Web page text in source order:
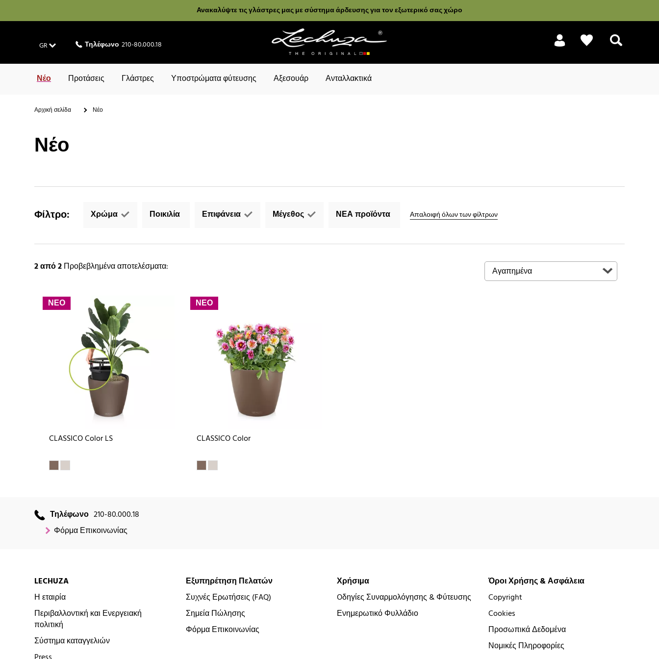
Ανακαλύψτε τις γλάστρες μας με σύστημα άρδευσης για τον εξωτερικό σας χώρο
GR Τηλέφωνο 210-80.000.18
Νέο Προτάσεις Γλάστρες Υποστρώματα φύτευσης Αξεσουάρ Ανταλλακτικά
Αρχική σελίδα Νέο
Νέο
Φίλτρο: Χρώμα Ποικιλία Επιφάνεια Μέγεθος ΝΕΑ προϊόντα Απαλοιφή όλων των φίλτρων
2από 2Προβεβλημένα αποτελέσματα:
ΝΕΟ
CLASSICO Color LS
ΝΕΟ
CLASSICO Color
Τηλέφωνο 210-80.000.18
Φόρμα Επικοινωνίας
LECHUZA
Η εταιρία
Περιβαλλοντική και Ενεργειακή
πολιτική
Σύστημα καταγγελιών
Εξυπηρέτηση Πελατών
Συχνές Ερωτήσεις (FAQ)
Σημεία Πώλησης
Φόρμα Επικοινωνίας
Χρήσιμα
Oδηγίες Συναρμολόγησης & Φύτευσης
Ενημερωτικό Φυλλάδιο
Όροι Χρήσης & Ασφάλεια
Copyright
Cookies
Προσωπικά Δεδομένα
Νομικές Πληροφορίες